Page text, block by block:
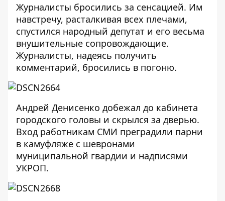
Журналисты бросились за сенсацией. Им
навстречу, расталкивая всех плечами,
спустился народный депутат и его весьма
внушительные сопровождающие.
Журналисты, надеясь получить
комментарий, бросились в погоню.
Андрей Денисенко добежал до кабинета
городского головы и скрылся за дверью.
Вход работникам СМИ преградили парни
в камуфляже с шевронами
муниципальной гвардии и надписями
УКРОП.